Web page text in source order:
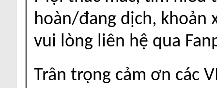
hoàn/đang dịch, khoản
vui lòng liên hệ qua
Trân trọng cảm ơn các